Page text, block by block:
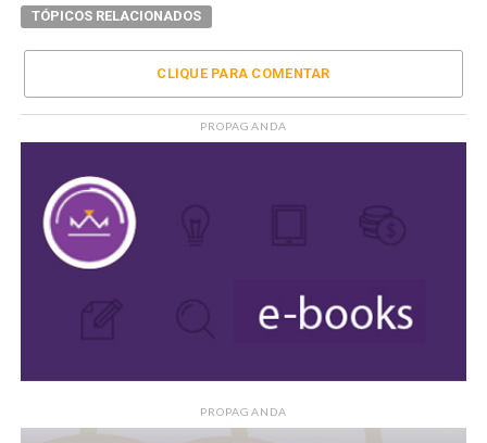
TÓPICOS RELACIONADOS
CLIQUE PARA COMENTAR
PROPAGANDA
PROPAGANDA